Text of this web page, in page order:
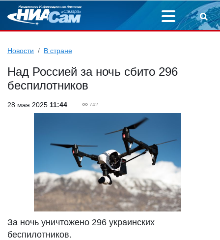
Новости В стране
Над Россией за ночь сбито 296
беспилотников
28 мая 2025 11:44 742
За ночь уничтожено 296 украинских
беспилотников.